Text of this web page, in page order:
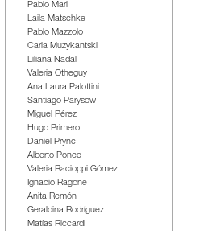
Pablo Mari
Laila Matschke
Pablo Mazzolo
Carla Muzykantski
Liliana Nadal
Valeria Otheguy
Ana Laura Palottini
Santiago Parysow
Miguel Pérez
Hugo Primero
Daniel Prync
Alberto Ponce
Valeria Racioppi Gómez
Ignacio Ragone
Anita Remón
Geraldina Rodríguez
Matías Riccardi